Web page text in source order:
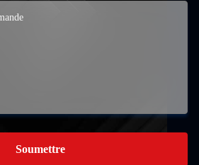
Soumettre